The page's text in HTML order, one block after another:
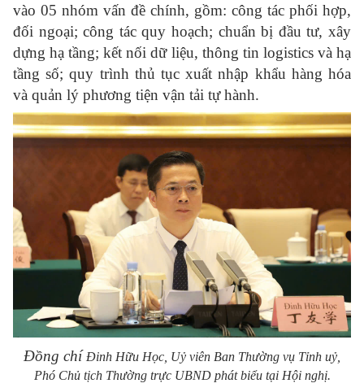
vào 05 nhóm vấn đề chính, gồm: công tác phối hợp,
đối ngoại; công tác quy hoạch; chuẩn bị đầu tư, xây
dựng hạ tầng; kết nối dữ liệu, thông tin logistics và hạ
tầng số; quy trình thủ tục xuất nhập khẩu hàng hóa
và quản lý phương tiện vận tải tự hành.
Đồng chíĐinh Hữu Học, Uỷ viên Ban Thường vụ Tỉnh uỷ,
Phó Chủ tịch Thường trực UBND phát biểu tại Hội nghị.